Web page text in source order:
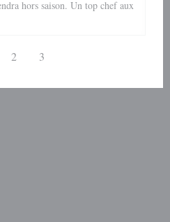
hors saison. Un top chef aux
2 3